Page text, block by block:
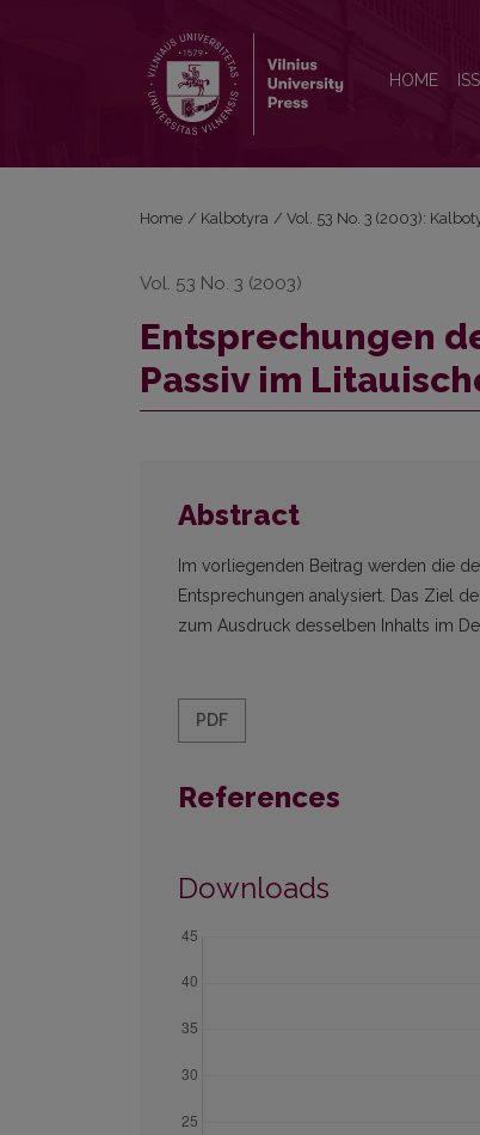
HOME
Home / Kalbotyra / Vol. 53 No. 3 (2003):
Vol. 53 No. 3 (2003)
Entsprechungen
Passiv im
Abstract
Im vorliegenden Beitrag werden die
Entsprechungen analysiert. Das Ziel
zum Ausdruck desselben Inhalts im
PDF
References
Downloads